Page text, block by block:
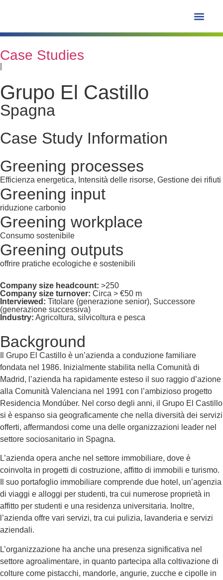
Case Studies
Grupo El Castillo
Spagna
Case Study Information
Greening processes
Efficienza energetica, Intensità delle risorse, Gestione dei rifiuti
Greening input
riduzione carbonio
Greening workplace
Consumo sostenibile
Greening outputs
offrire pratiche ecologiche e sostenibili
Company size headcount: >250
Company size turnover: Circa > €50 m
Interviewed: Titolare (generazione senior), Successore
(generazione successiva)
Industry: Agricoltura, silvicoltura e pesca
Background
Il Grupo El Castillo è un’azienda a conduzione familiare
fondata nel 1986. Inizialmente stabilita nella Comunità di
Madrid, l’azienda ha rapidamente esteso il suo raggio d’azione
alla Comunità Valenciana nel 1991 con l’ambizioso progetto
Residencia Mondúber. Nel corso degli anni, il Grupo El Castillo
si è espanso sia geograficamente che nella diversità dei servizi
offerti, affermandosi come una delle organizzazioni leader nel
settore sociosanitario in Spagna.
L’azienda opera anche nel settore immobiliare, dove è
coinvolta in progetti di costruzione, affitto di immobili e turismo.
Il suo portafoglio immobiliare comprende due hotel, un’agenzia
di viaggi e alloggi per studenti, tra cui numerose proprietà in
affitto per studenti e una residenza universitaria. Inoltre,
l’azienda offre vari servizi, tra cui pulizia, lavanderia e servizi
aziendali.
L’organizzazione ha anche una presenza significativa nel
settore agroalimentare, in quanto partecipa alla coltivazione di
colture come pistacchi, mandorle, angurie, zucche e cipolle in